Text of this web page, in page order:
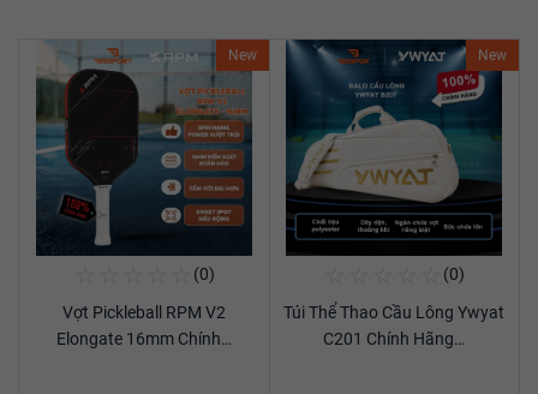
New
(0)
Vợt Pickleball RPM V2
Elongate 16mm Chính…
New
(0)
Túi Thể Thao Cầu Lông Ywyat
C201 Chính Hãng…